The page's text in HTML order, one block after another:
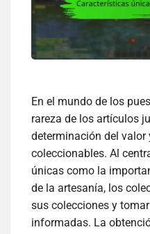
En el mundo de los
rareza de los artículos
determinación del
coleccionables. Al
únicas como la
de la artesanía, los
sus colecciones y
informadas. La